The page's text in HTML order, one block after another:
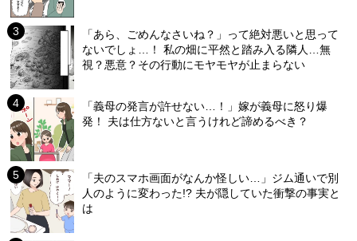
「あら、ごめんなさいね？」って絶対悪いと思って
ないでしょ…！ 私の畑に平然と踏み入る隣人…無
視？悪意？その行動にモヤモヤが止まらない
「義母の発言が許せない…！」嫁が義母に怒り爆
発！ 夫は仕方ないと言うけれど諦めるべき？
「夫のスマホ画面がなんか怪しい…」ジム通いで別
人のように変わった!? 夫が隠していた衝撃の事実と
は